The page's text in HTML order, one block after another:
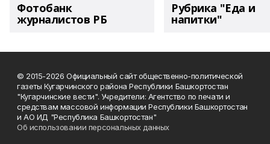
Фотобанк
журналистов РБ
Рубрика "Еда и
напитки"
© 2015-2026 Официальный сайт общественно-политической
газеты Кугарчинского района Республики Башкортостан
"Кугарчинские вести". Учредители: Агентство по печати и
средствам массовой информации Республики Башкортостан
и АО ИД "Республика Башкортостан"
Об использовании персональных данных